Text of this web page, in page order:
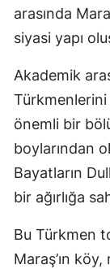
arasında
siyasi yapı
Akademik
önemli bir
boylarından
Bayatların
bir ağırlığa
Bu Türkmen
Maraş’ın